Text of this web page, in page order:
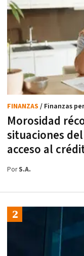
Morosidad
situaciones
acceso al
FINANZAS / Finanzas
PorS.A.